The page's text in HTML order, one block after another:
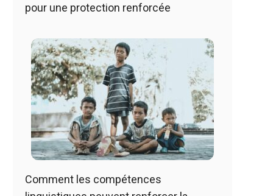
pour une protection renforcée
Comment les compétences